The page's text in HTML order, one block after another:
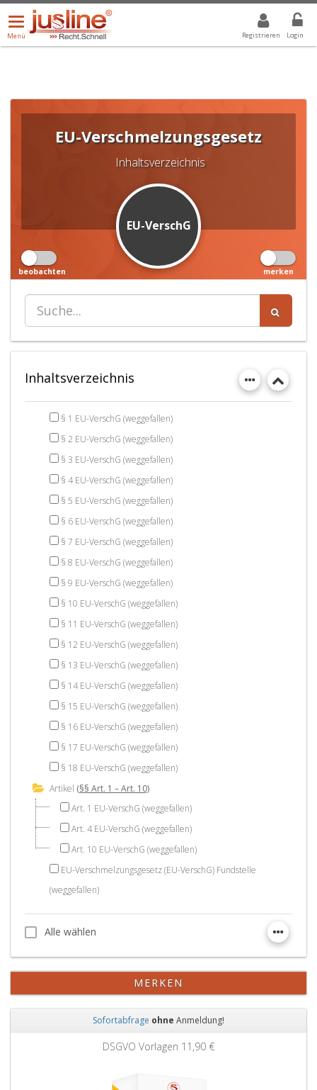
Registrieren Login
Menü
öffnen/schließen
Menü
ALLE DROPDOWN: GEWÄHLTER WERT IST ALLE
EU-Verschmelzungsgesetz
Inhaltsverzeichnis
EU-VerschG
beobachten merken
Inhaltsverzeichnis
§ 1 EU-VerschG (weggefallen)
§ 2 EU-VerschG (weggefallen)
§ 3 EU-VerschG (weggefallen)
§ 4 EU-VerschG (weggefallen)
§ 5 EU-VerschG (weggefallen)
§ 6 EU-VerschG (weggefallen)
§ 7 EU-VerschG (weggefallen)
§ 8 EU-VerschG (weggefallen)
§ 9 EU-VerschG (weggefallen)
§ 10 EU-VerschG (weggefallen)
§ 11 EU-VerschG (weggefallen)
§ 12 EU-VerschG (weggefallen)
§ 13 EU-VerschG (weggefallen)
§ 14 EU-VerschG (weggefallen)
§ 15 EU-VerschG (weggefallen)
§ 16 EU-VerschG (weggefallen)
§ 17 EU-VerschG (weggefallen)
§ 18 EU-VerschG (weggefallen)
Artikel (§§ Art. 1 – Art. 10)
Art. 1 EU-VerschG (weggefallen)
Art. 4 EU-VerschG (weggefallen)
Art. 10 EU-VerschG (weggefallen)
EU-Verschmelzungsgesetz (EU-VerschG) Fundstelle
(weggefallen)
Alle wählen
Alle wählen
MERKEN
Sofortabfrage ohne Anmeldung!
DSGVO Vorlagen 11,90 €